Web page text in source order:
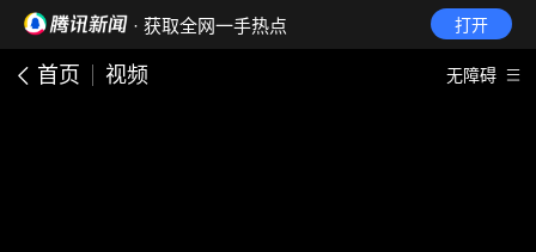
· 获取全网一手热点 打开
首页 视频 无障碍